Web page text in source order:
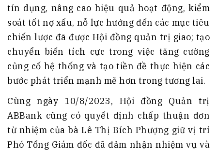
tín dụng, nâng cao hiệu quả hoạt động, kiểm
soát tốt nợ xấu, nỗ lực hướng đến các mục tiêu
chiến lược đã được Hội đồng quản trị giao; tạo
chuyển biến tích cực trong việc tăng cường
củng cố hệ thống và tạo tiền đề thực hiện các
bước phát triển mạnh mẽ hơn trong tương lai.
Cùng ngày 10/8/2023, Hội đồng Quản trị
ABBank cũng có quyết định chấp thuận đơn
từ nhiệm của bà Lê Thị Bích Phượng giữ vị trí
Phó Tổng Giám đốc đã đảm nhận nhiệm vụ và